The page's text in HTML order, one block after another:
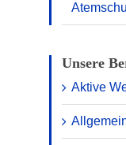
Unsere
Aktive